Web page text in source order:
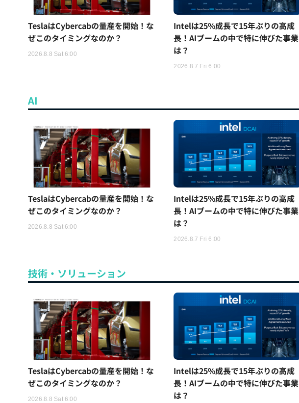
TeslaはCybercabの量産を開始！な
ぜこのタイミングなのか？
2026.8.8 Sat 6:00
Intelは25%成長で15年ぶりの高成
長！AIブームの中で特に伸びた事業
は？
2026.8.7 Fri 6:00
AI
TeslaはCybercabの量産を開始！な
ぜこのタイミングなのか？
2026.8.8 Sat 6:00
Intelは25%成長で15年ぶりの高成
長！AIブームの中で特に伸びた事業
は？
2026.8.7 Fri 6:00
技術・ソリューション
TeslaはCybercabの量産を開始！な
ぜこのタイミングなのか？
2026.8.8 Sat 6:00
Intelは25%成長で15年ぶりの高成
長！AIブームの中で特に伸びた事業
は？